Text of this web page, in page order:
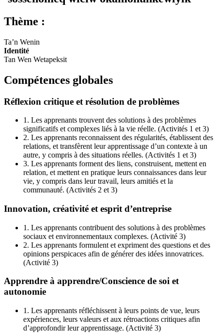
Thème :
Ta’n Wenin
Identité
Tan Wen Wetapeksit
Compétences globales
Réflexion critique et résolution de problèmes
1. Les apprenants trouvent des solutions à des problèmes
significatifs et complexes liés à la vie réelle. (Activités 1 et 3)
2. Les apprenants reconnaissent des régularités, établissent des
relations, et transfèrent leur apprentissage d’un contexte à un
autre, y compris à des situations réelles. (Activités 1 et 3)
3. Les apprenants forment des liens, construisent, mettent en
relation, et mettent en pratique leurs connaissances dans leur
vie, y compris dans leur travail, leurs amitiés et la
communauté. (Activités 2 et 3)
Innovation, créativité et esprit d’entreprise
1. Les apprenants contribuent des solutions à des problèmes
sociaux et environnementaux complexes. (Activité 3)
2. Les apprenants formulent et expriment des questions et des
opinions perspicaces afin de générer des idées innovatrices.
(Activité 3)
Apprendre à apprendre/Conscience de soi et
autonomie
1. Les apprenants réfléchissent à leurs points de vue, leurs
expériences, leurs valeurs et aux rétroactions critiques afin
d’approfondir leur apprentissage. (Activité 3)